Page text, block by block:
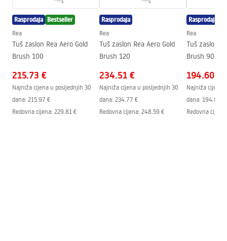
Da, pomična
Podešavanje tlaka
Da
Sustav Anti-Calc
Tehnologija premazivanja
PVD
Razmak priključaka
150 mm
Jamstvo
24 mjeseca
Uputstvo za montažu
shower_set.pdf
Rasprodaja Bestseller
Rea
Tuš zaslon Rea Aero Gold
Brush 100
215.73 €
Najniža cijena u posljednjih 30
dana: 215.97 €
Redovna cijena: 229.81 €
Rasprodaja
Rea
Tuš zaslon Rea Aero Gold
Brush 120
234.51 €
Najniža cijena u posljednjih 30
dana: 234.77 €
Redovna cijena: 248.59 €
Rasprodaja
Rea
Tuš zaslon
Brush 90
194.60 €
Najniža cijena
dana: 194.82 €
Redovna cijena